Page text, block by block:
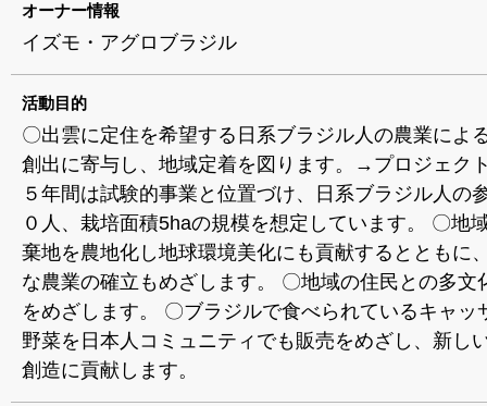
オーナー情報
イズモ・アグロブラジル
活動目的
〇出雲に定住を希望する日系ブラジル人の農業によ
創出に寄与し、地域定着を図ります。→プロジェク
５年間は試験的事業と位置づけ、日系ブラジル人の
０人、栽培面積5haの規模を想定しています。 〇地
棄地を農地化し地球環境美化にも貢献するとともに
な農業の確立もめざします。 〇地域の住民との多文
をめざします。 〇ブラジルで食べられているキャッ
野菜を日本人コミュニティでも販売をめざし、新し
創造に貢献します。